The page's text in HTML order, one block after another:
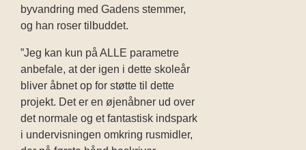
byvandring med Gadens stemmer,
og han roser tilbuddet.
”Jeg kan kun på ALLE parametre
anbefale, at der igen i dette skoleår
bliver åbnet op for støtte til dette
projekt. Det er en øjenåbner ud over
det normale og et fantastisk indspark
i undervisningen omkring rusmidler,